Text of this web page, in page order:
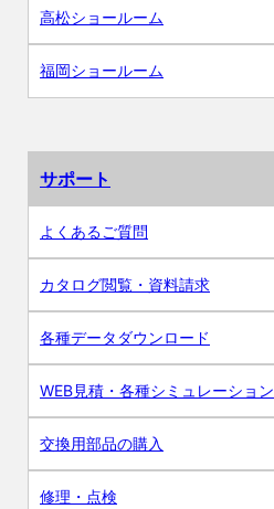
高松ショールーム
福岡ショールーム
サポート
よくあるご質問
カタログ閲覧・資料請求
各種データダウンロード
WEB見積・各種シミュレーション
交換用部品の購入
修理・点検